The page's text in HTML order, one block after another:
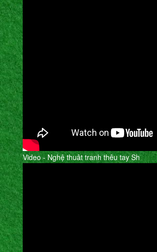
Video - Nghệ thuât tranh thêu tay Sh